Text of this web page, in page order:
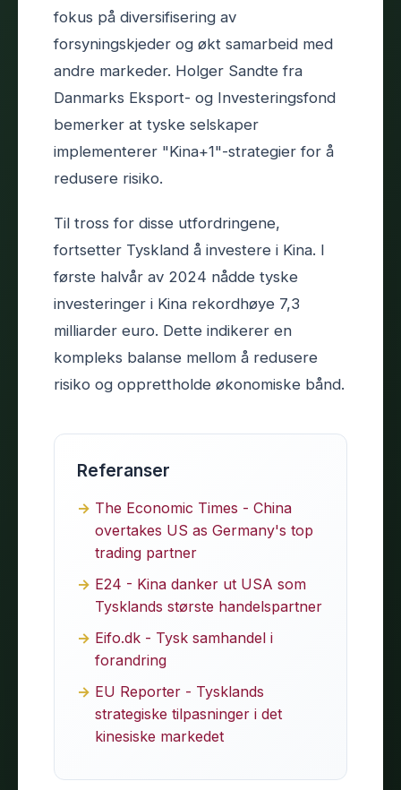
fokus på diversifisering av
forsyningskjeder og økt samarbeid med
andre markeder. Holger Sandte fra
Danmarks Eksport- og Investeringsfond
bemerker at tyske selskaper
implementerer "Kina+1"-strategier for å
redusere risiko.
Til tross for disse utfordringene,
fortsetter Tyskland å investere i Kina. I
første halvår av 2024 nådde tyske
investeringer i Kina rekordhøye 7,3
milliarder euro. Dette indikerer en
kompleks balanse mellom å redusere
risiko og opprettholde økonomiske bånd.
Referanser
The Economic Times - China
overtakes US as Germany's top
trading partner
E24 - Kina danker ut USA som
Tysklands største handelspartner
Eifo.dk - Tysk samhandel i
forandring
EU Reporter - Tysklands
strategiske tilpasninger i det
kinesiske markedet